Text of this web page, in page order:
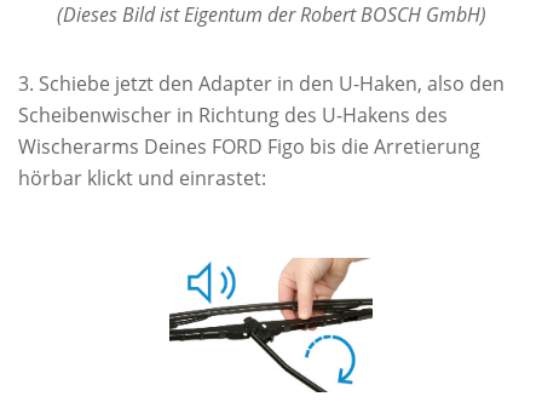
(Dieses Bild ist Eigentum der Robert BOSCH GmbH)
Schiebe jetzt den Adapter in den U-Haken, also den
Scheibenwischer in Richtung des U-Hakens des
Wischerarms Deines FORD Figo bis die Arretierung
hörbar klickt und einrastet: